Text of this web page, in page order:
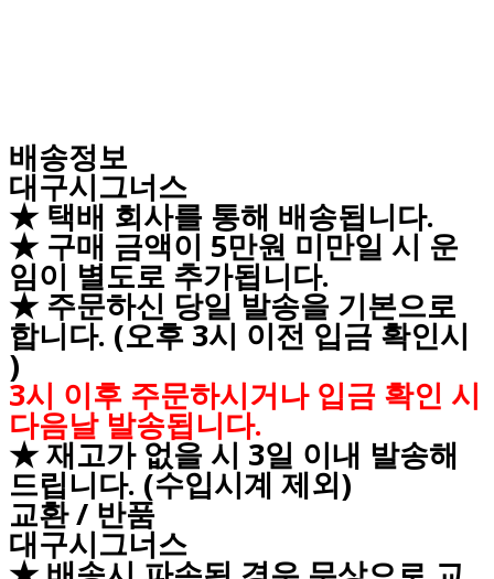
배송정보
대구시그너스
★ 택배 회사를 통해 배송됩니다.
★ 구매 금액이 5만원 미만일 시 운
임이 별도로 추가됩니다.
★ 주문하신 당일 발송을 기본으로
합니다. (오후 3시 이전 입금 확인시
)
3시 이후 주문하시거나 입금 확인 시
다음날 발송됩니다.
★ 재고가 없을 시 3일 이내 발송해
드립니다. (수입시계 제외)
교환 / 반품
대구시그너스